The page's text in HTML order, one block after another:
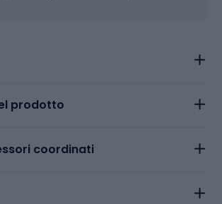
prodotto
coordinati